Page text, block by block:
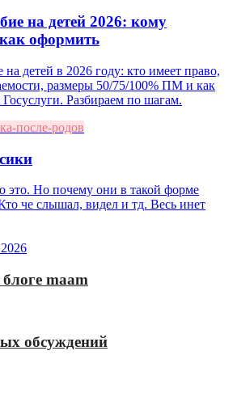
на детей 2026: кому
оформить
детей в 2026 году: кто имеет право,
размеры 50/75/100% ПМ и как
Разбираем по шагам.
после-родов
это. Но почему они в такой форме
че слышал, видел и тд. Весь инет
maam
обсуждений